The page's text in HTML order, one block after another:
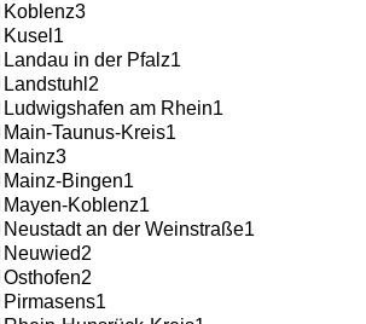
Koblenz3
Kusel 1
Landau in der Pfalz1
Landstuhl 2
Ludwigshafen am Rhein1
Main-Taunus-Kreis1
Mainz3
Mainz-Bingen1
Mayen-Koblenz1
Neustadt an der Weinstraße1
Neuwied2
Osthofen2
Pirmasens1